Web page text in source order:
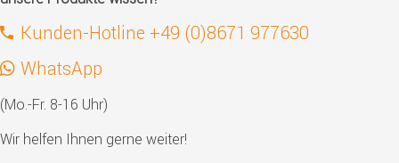
Kunden-Hotline +49 (0)8671 977630
WhatsApp
(Mo.-Fr. 8-16 Uhr)
Wir helfen Ihnen gerne weiter!